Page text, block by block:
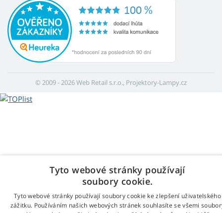
© 2009 - 2026 Web Retail s.r.o., Projektory-Lampy.cz
Tyto webové stránky používají
soubory cookie.
Tyto webové stránky používají soubory cookie ke zlepšení uživatelského
zážitku. Používáním našich webových stránek souhlasíte se všemi